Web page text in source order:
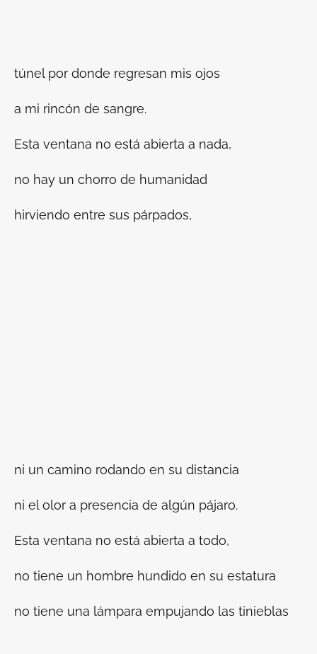
túnel por donde regresan mis ojos
a mi rincón de sangre.
Esta ventana no está abierta a nada,
no hay un chorro de humanidad
hirviendo entre sus párpados,
ni un camino rodando en su distancia
ni el olor a presencia de algún pájaro.
Esta ventana no está abierta a todo,
no tiene un hombre hundido en su estatura
no tiene una lámpara empujando las tinieblas